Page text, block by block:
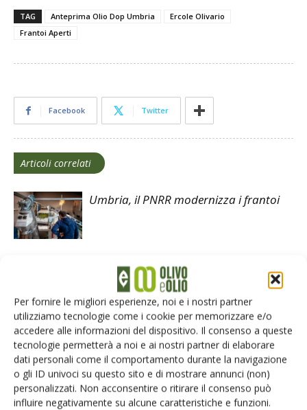
Per fornire le migliori esperienze, noi e i nostri partner
utilizziamo tecnologie come i cookie per memorizzare e/o
accedere alle informazioni del dispositivo. Il consenso a queste
tecnologie permetterà a noi e ai nostri partner di elaborare
dati personali come il comportamento durante la navigazione
o gli ID univoci su questo sito e di mostrare annunci (non)
personalizzati. Non acconsentire o ritirare il consenso può
influire negativamente su alcune caratteristiche e funzioni.
TAG Anteprima Olio Dop Umbria
Ercole Olivario
Frantoi Aperti
Facebook Twitter
Articoli correlati
Umbria, il PNRR modernizza i frantoi
Ercole Olivario 2026, a Milano premiati
i frantoi simbolo dell’eccellenza olearia
italiana
Ercole Olivario 2026 premia l’eccellenza